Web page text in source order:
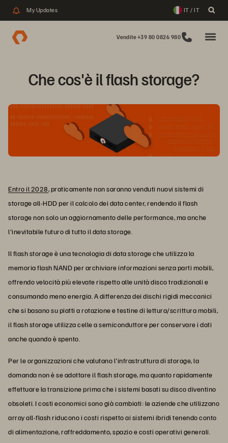
My Updates IT / IT
Vendite +39 80 0826 980
Che cos'è il flash storage?
Entro il 2028, praticamente non saranno venduti nuovi sistemi di
storage all-HDD per il calcolo dei data center, rendendo il flash
storage non solo un aggiornamento delle performance, ma anche
l'inevitabile futuro di tutto il data storage.
Il flash storage è una tecnologia di data storage che utilizza la
memoria flash NAND per archiviare informazioni senza parti mobili,
offrendo velocità più elevate rispetto alle unità disco tradizionali e
consumando meno energia. A differenza dei dischi rigidi meccanici
che si basano su piatti a rotazione e testine di lettura/scrittura mobili,
il flash storage utilizza celle a semiconduttore per conservare i dati
anche quando è spento.
Per le organizzazioni che valutano l'infrastruttura di storage, la
domanda non è se adottare il flash storage, ma quanto rapidamente
effettuare la transizione prima che i sistemi basati su disco diventino
obsoleti. I costi economici sono già cambiati: le aziende che utilizzano
array all-flash riducono i costi rispetto ai sistemi ibridi tenendo conto
di alimentazione, raffreddamento, spazio e costi operativi generali.